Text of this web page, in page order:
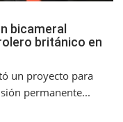
bicameral
británico en
un proyecto para
permanente...